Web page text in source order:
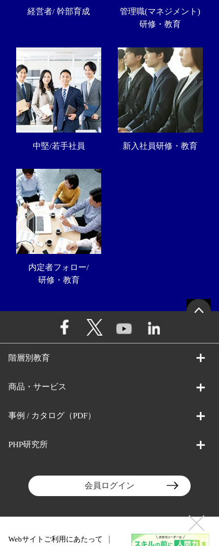
経営者/ 幹部育成
管理職(マネジメント)
研修・教育
中堅/若手社員 新入社員研修・教育
内定者フォロー/
研修・教育
階層別教育
商品・サービス
事例 / カタログ（PDF）
PHP研究所
会員ログイン
Webサイトご利用にあたって